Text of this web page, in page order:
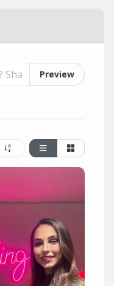
Preview